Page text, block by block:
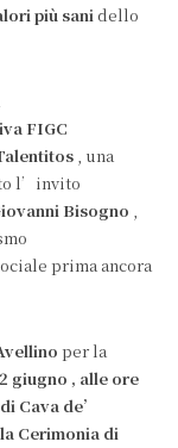
più sanidello
FIGC
, una
l’invito
Bisogno ,
prima ancora
per la
giugno , alle ore
di Cava de’
Cerimonia di